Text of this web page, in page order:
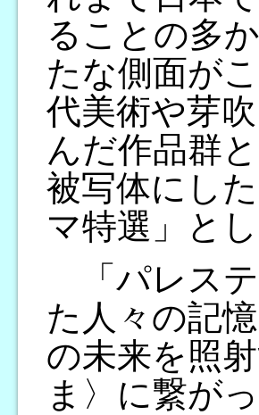
ることの多
たな側面が
代美術や芽
んだ作品群
被写体にし
マ特選」と
「パレステ
た人々の記
の未来を照
ま〉に繋が